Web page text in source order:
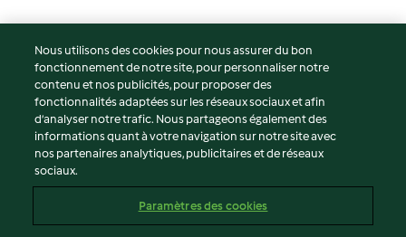
© Copyright 2026
Conditions d'utilisation
Politique de confidentialité
Non-responsabilité
Mentions légales
Contenu du rapport
Nous utilisons des cookies pour nous assurer du bon
fonctionnement de notre site, pour personnaliser notre
contenu et nos publicités, pour proposer des
fonctionnalités adaptées sur les réseaux sociaux et afin
d’analyser notre trafic. Nous partageons également des
informations quant à votre navigation sur notre site avec
nos partenaires analytiques, publicitaires et de réseaux
sociaux.
Paramètres des cookies